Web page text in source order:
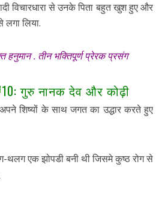
विचारधारा से उनके पिता बहुत खुश हुए और
लिया.
हनुमान . तीन भक्तिपूर्ण प्रेरक प्रसंग
गुरु नानक देव और कोढ़ी
शिष्यों के साथ जगत का उद्धार करते हुए
थलग एक झोपडी बनी थी जिसमे कुष्ठ रोग से